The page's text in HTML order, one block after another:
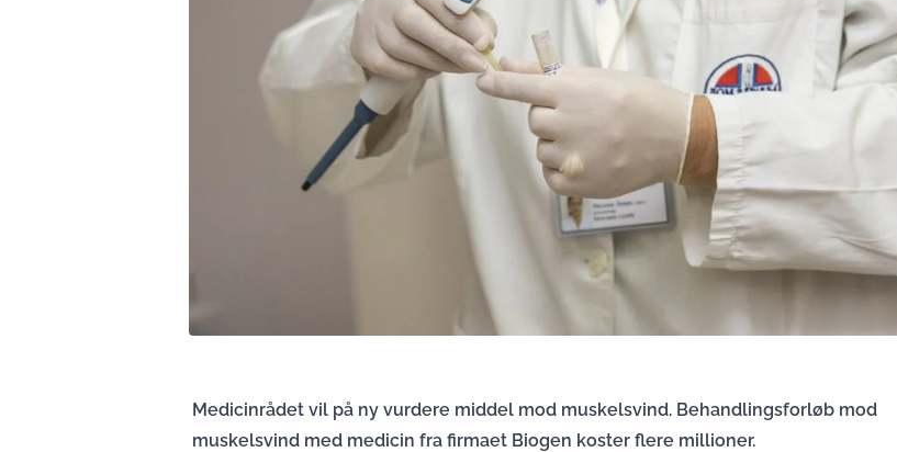
Medicinrådet vil på ny vurdere middel mod muskelsvind. Behandlingsforløb mod
muskelsvind med medicin fra firmaet Biogen koster flere millioner.